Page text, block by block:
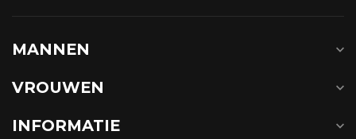
MANNEN
VROUWEN
INFORMATIE